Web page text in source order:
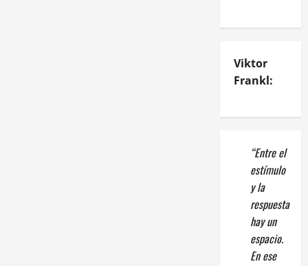
Viktor
Frankl:
“Entre el
estímulo
y la
respuesta
hay un
espacio.
En ese